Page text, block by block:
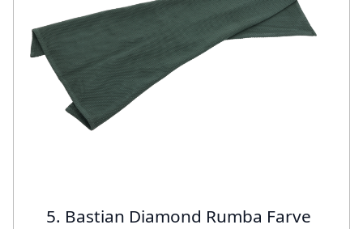
5. Bastian Diamond Rumba Farve